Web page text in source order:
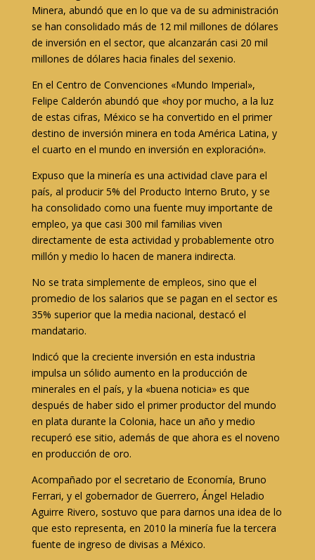
Minera, abundó que en lo que va de su administración
se han consolidado más de 12 mil millones de dólares
de inversión en el sector, que alcanzarán casi 20 mil
millones de dólares hacia finales del sexenio.
En el Centro de Convenciones «Mundo Imperial»,
Felipe Calderón abundó que «hoy por mucho, a la luz
de estas cifras, México se ha convertido en el primer
destino de inversión minera en toda América Latina, y
el cuarto en el mundo en inversión en exploración».
Expuso que la minería es una actividad clave para el
país, al producir 5% del Producto Interno Bruto, y se
ha consolidado como una fuente muy importante de
empleo, ya que casi 300 mil familias viven
directamente de esta actividad y probablemente otro
millón y medio lo hacen de manera indirecta.
No se trata simplemente de empleos, sino que el
promedio de los salarios que se pagan en el sector es
35% superior que la media nacional, destacó el
mandatario.
Indicó que la creciente inversión en esta industria
impulsa un sólido aumento en la producción de
minerales en el país, y la «buena noticia» es que
después de haber sido el primer productor del mundo
en plata durante la Colonia, hace un año y medio
recuperó ese sitio, además de que ahora es el noveno
en producción de oro.
Acompañado por el secretario de Economía, Bruno
Ferrari, y el gobernador de Guerrero, Ángel Heladio
Aguirre Rivero, sostuvo que para darnos una idea de lo
que esto representa, en 2010 la minería fue la tercera
fuente de ingreso de divisas a México.